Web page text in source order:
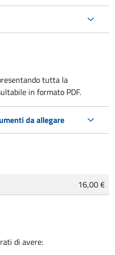
tutta la
in formato PDF.
da allegare
16,00 €
di avere: